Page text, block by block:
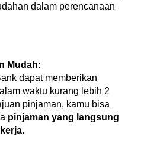
dalam perencanaan
Mudah:
dapat memberikan
waktu kurang lebih 2
pinjaman, kamu bisa
pinjaman yang langsung